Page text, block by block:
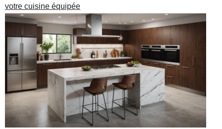
votre cuisine équipée